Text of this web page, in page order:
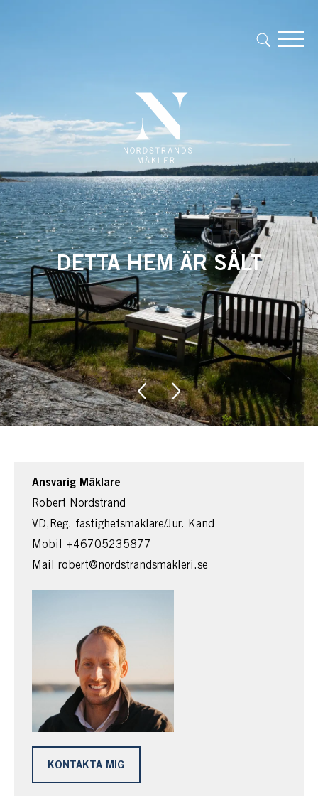
DETTA HEM ÄR SÅLT
KONTAKTA MIG
Ansvarig Mäklare
Robert Nordstrand
VD,Reg. fastighetsmäklare/Jur. Kand
Mobil +46705235877
Mail robert@nordstrandsmakleri.se